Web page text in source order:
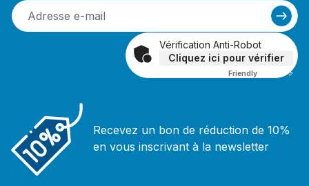
Vérification Anti-Robot
Cliquez ici pour vérifier
Friendly Captcha ⇗
Recevez un bon de réduction de 10%
en vous inscrivant à la newsletter